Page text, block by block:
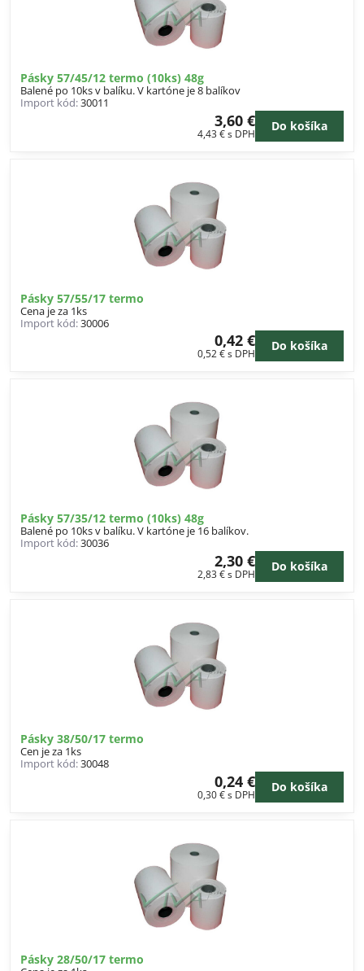
Pásky 57/45/12 termo (10ks) 48g
Balené po 10ks v balíku. V kartóne je 8 balíkov
Import kód:30011
3,60 €
4,43 €s DPH
Do košíka
Pásky 57/55/17 termo
Cena je za 1ks
Import kód:30006
0,42 €
0,52 €s DPH
Do košíka
Pásky 57/35/12 termo (10ks) 48g
Balené po 10ks v balíku. V kartóne je 16 balíkov.
Import kód:30036
2,30 €
2,83 €s DPH
Do košíka
Pásky 38/50/17 termo
Cen je za 1ks
Import kód:30048
0,24 €
0,30 €s DPH
Do košíka
Pásky 28/50/17 termo